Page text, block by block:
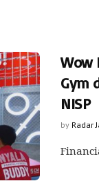
Wow
Gym
NISP
by Radar